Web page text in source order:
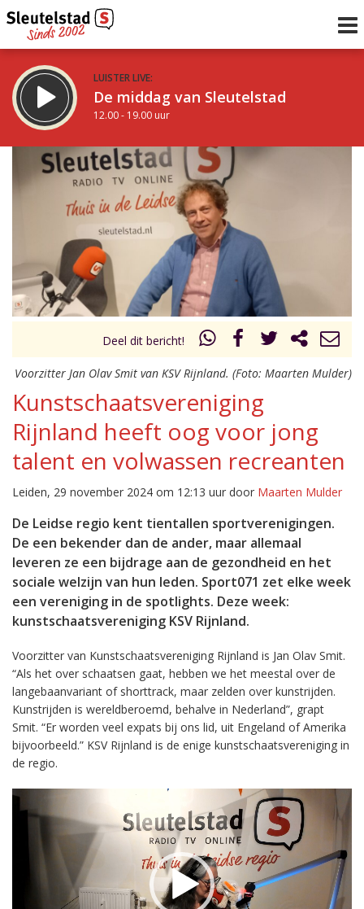
LUISTER LIVE:
De middag van Sleutelstad
12.00 - 19.00 uur
STRAKS:
De avond van Sleutelstad
19.00 - 22.00 uur
uur 1 van 0
Deel dit bericht!
Voorzitter Jan Olav Smit van KSV Rijnland. (Foto: Maarten Mulder)
Kunstschaatsvereniging
Rijnland heeft oog voor jong
talent en volwassen recreanten
Leiden, 29 november 2024 om 12:13 uur door Maarten Mulder
De Leidse regio kent tientallen sportverenigingen.
De een bekender dan de ander, maar allemaal
leveren ze een bijdrage aan de gezondheid en het
sociale welzijn van hun leden. Sport071 zet elke week
een vereniging in de spotlights. Deze week:
kunstschaatsvereniging KSV Rijnland.
Voorzitter van Kunstschaatsvereniging Rijnland is Jan Olav Smit.
“Als het over schaatsen gaat, hebben we het meestal over de
langebaanvariant of shorttrack, maar zelden over kunstrijden.
Kunstrijden is wereldberoemd, behalve in Nederland”, grapt
Smit. “Er worden veel expats bij ons lid, uit Engeland of Amerika
bijvoorbeeld.” KSV Rijnland is de enige kunstschaatsvereniging in
de regio.
Videospeler